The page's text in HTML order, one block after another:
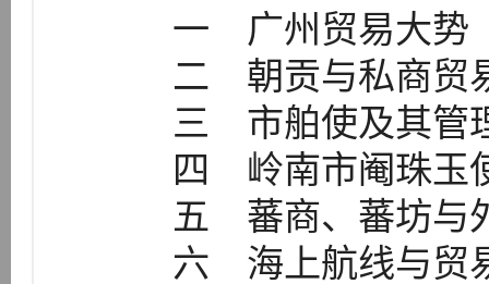
一 广州贸易大势
二 朝贡与私商贸
三 市舶使及其管
四 岭南市阉珠玉使
五 蕃商、蕃坊与
六 海上航线与贸